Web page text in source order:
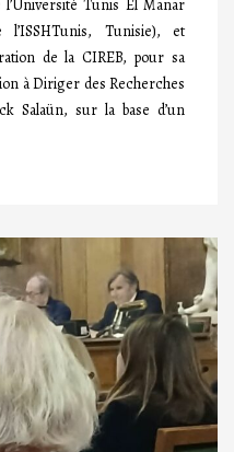
Tunis El Manar
Tunisie), et
de la CIREB, pour sa
à Diriger des Recherches
Salaün, sur la base d’un